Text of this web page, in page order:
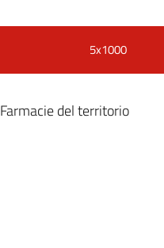
5x1000
Farmacie del territorio